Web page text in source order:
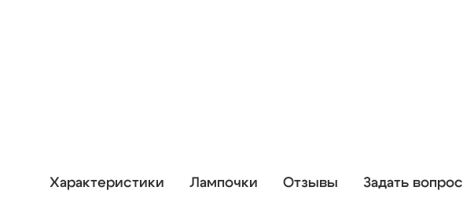
Характеристики Лампочки Отзывы Задать вопрос